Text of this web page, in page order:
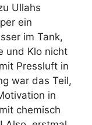
Ullahs
ein
im Tank,
und Klo nicht
Pressluft in
war das Teil,
in
chemisch